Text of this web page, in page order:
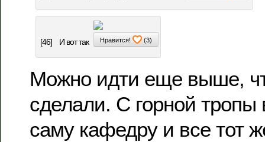
[46] И вот так Нравится! (3)
Можно идти еще выше,
сделали. С горной тропы
саму кафедру и все тот